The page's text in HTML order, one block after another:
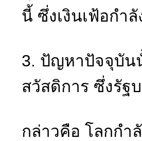
นี้ ซึ่งเงินเฟ้อกำ
3. ปัญหาปัจจุบัน
สวัสดิการ ซึ่งรัฐ
กล่าวคือ โลกกำ